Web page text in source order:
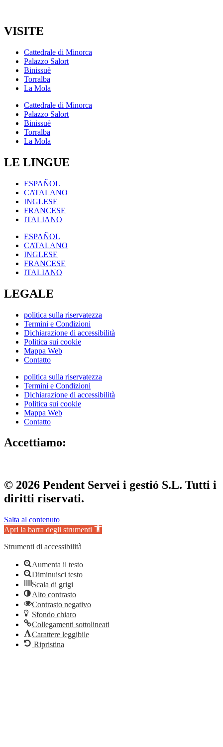
VISITE
Cattedrale di Minorca
Palazzo Salort
Binissuè
Torralba
La Mola
Cattedrale di Minorca
Palazzo Salort
Binissuè
Torralba
La Mola
LE LINGUE
ESPAÑOL
CATALANO
INGLESE
FRANCESE
ITALIANO
ESPAÑOL
CATALANO
INGLESE
FRANCESE
ITALIANO
LEGALE
politica sulla riservatezza
Termini e Condizioni
Dichiarazione di accessibilità
Politica sui cookie
Mappa Web
Contatto
politica sulla riservatezza
Termini e Condizioni
Dichiarazione di accessibilità
Politica sui cookie
Mappa Web
Contatto
Accettiamo:
© 2026 Pendent Servei i gestió S.L. Tutti i
diritti riservati.
Salta al contenuto
Apri la barra degli strumenti
Strumenti di accessibilità
Aumenta il testo
Diminuisci testo
Scala di grigi
Alto contrasto
Contrasto negativo
Sfondo chiaro
Collegamenti sottolineati
Carattere leggibile
Ripristina